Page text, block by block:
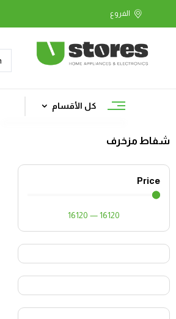
كل الأقسام
شفاط مزخرف
Price
16120
—
16120